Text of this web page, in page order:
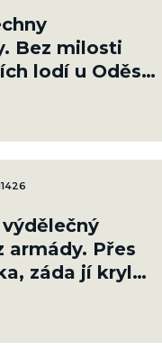
Bez milosti
lodí u Oděsy.
armády. Přes
záda jí kryl